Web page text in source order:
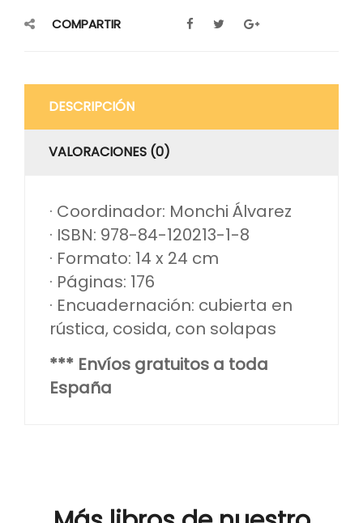
COMPARTIR
DESCRIPCIÓN
VALORACIONES (0)
· Coordinador: Monchi Álvarez
· ISBN: 978-84-120213-1-8
· Formato: 14 x 24 cm
· Páginas: 176
· Encuadernación: cubierta en
rústica, cosida, con solapas
*** Envíos gratuitos a toda
España